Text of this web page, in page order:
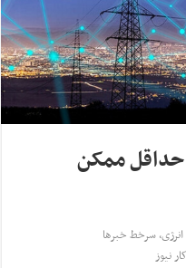
حداقل ممکن
انرژی,سرخط خبرها
نیوز